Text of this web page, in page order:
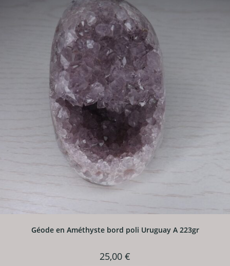
Géode en Améthyste bord poli Uruguay A 223gr
25,00 €